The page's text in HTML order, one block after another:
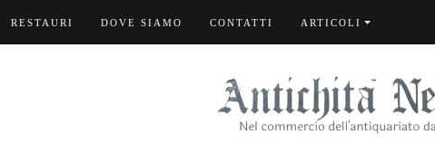
RESTAURI DOVE SIAMO CONTATTI ARTICOLI